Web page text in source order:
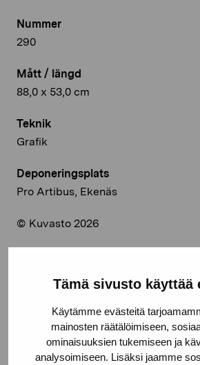
Tämä sivusto käyttää
Käytämme evästeitä
mainosten räätälöimiseen,
ominaisuuksien tukemiseen ja
analysoimiseen. Lisäksi jaamme
Nummer
290
Mått / längd
88,0 x 53,0 cm
Teknik
Grafik
Deponeringsplats
Pro Artibus, Ekenäs
© Kuvasto 2026
Facebook
Linkedin